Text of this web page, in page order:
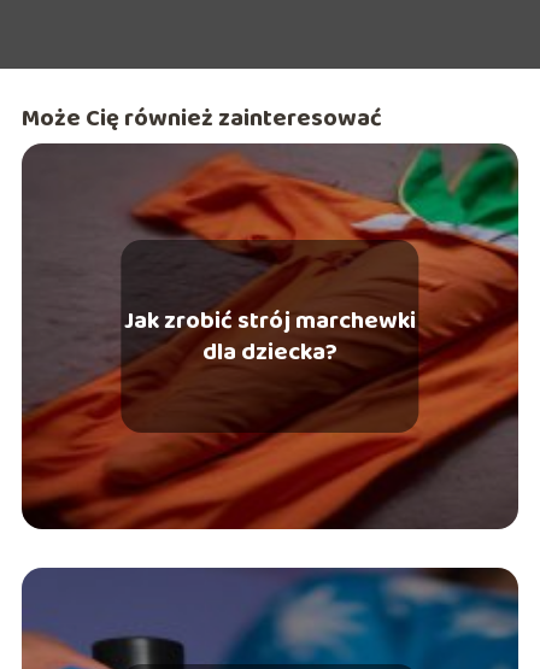
Może Cię również zainteresować
Jak zrobić strój marchewki
dla dziecka?